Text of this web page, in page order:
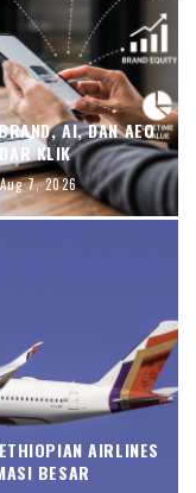
AI, DAN AEO
KLIK
Aug 7, 2026
AIRLINES
BESAR